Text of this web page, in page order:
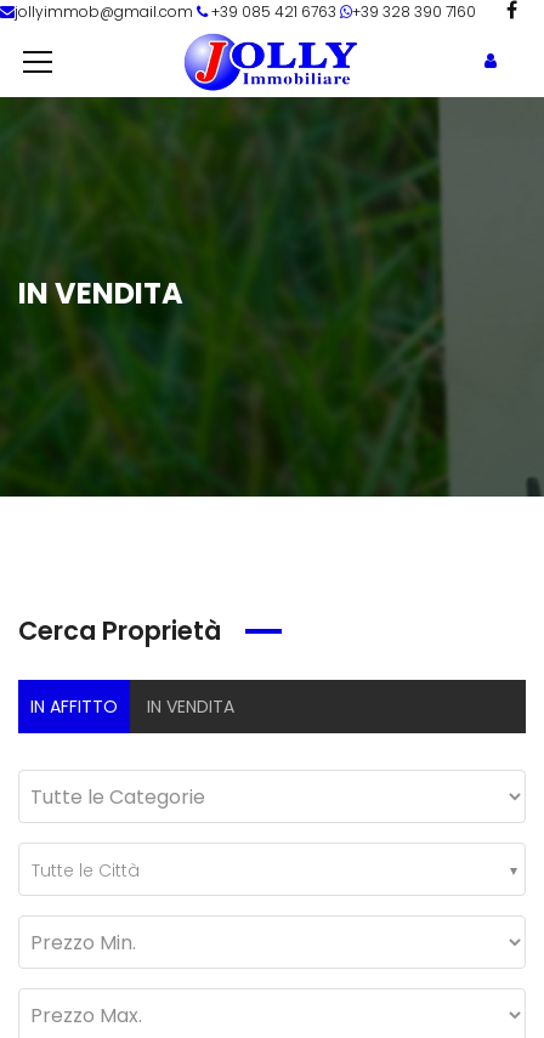
jollyimmob@gmail.com +39 085 421 6763 +39 328 390 7160
IN VENDITA
Cerca Proprietà
IN AFFITTO IN VENDITA
Tutte le Città